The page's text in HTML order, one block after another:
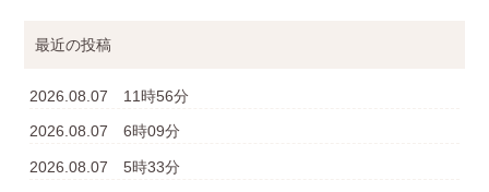
最近の投稿
2026.08.07 11時56分
2026.08.07 6時09分
2026.08.07 5時33分